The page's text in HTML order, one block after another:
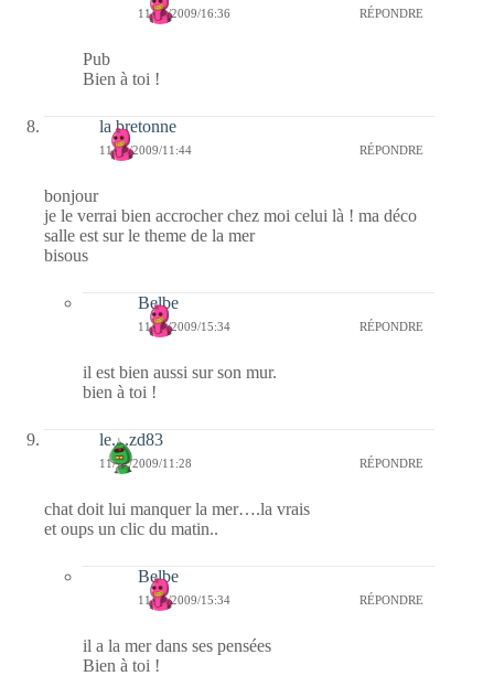
11/11/2009/16:36 RÉPONDRE
Pub
Bien à toi !
la bretonne
11/11/2009/11:44 RÉPONDRE
bonjour
je le verrai bien accrocher chez moi celui là ! ma déco
salle est sur le theme de la mer
bisous
Belbe
11/11/2009/15:34 RÉPONDRE
il est bien aussi sur son mur.
bien à toi !
le....zd83
11/11/2009/11:28 RÉPONDRE
chat doit lui manquer la mer….la vrais
et oups un clic du matin..
Belbe
11/11/2009/15:34 RÉPONDRE
il a la mer dans ses pensées
Bien à toi !